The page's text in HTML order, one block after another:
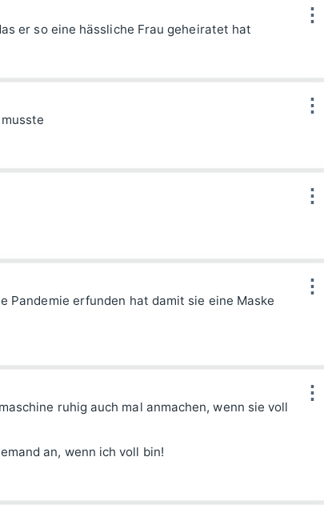
⋮
er so eine hässliche Frau geheiratet hat
⋮
⋮
⋮
Pandemie erfunden hat damit sie eine Maske
⋮
ruhig auch mal anmachen, wenn sie voll
an, wenn ich voll bin!